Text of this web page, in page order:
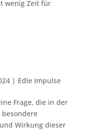
wenig Zeit für
| Edle Impulse
Frage, die in der
Wirkung dieser